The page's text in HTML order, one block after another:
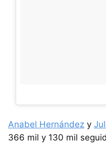
Anabel Hernández y
366 mil y 130 mil